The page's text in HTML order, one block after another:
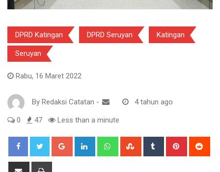
DPRD Katingan DPRD Seruyan Katingan
Seruyan
Rabu, 16 Maret 2022
By Redaksi Catatan - 4 tahun ago
0 47 Less than a minute
Google+ LinkedIn WhatsappStumbleUpon
Tumblr Pinterest
Share